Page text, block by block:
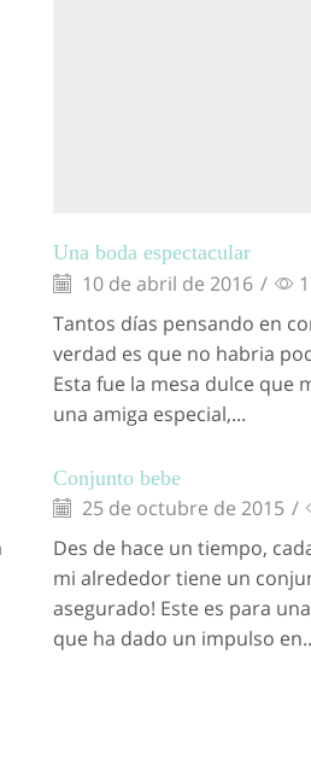
Una boda espectacular
10 de abril de 2016 /
Tantos días pensando en
verdad es que no habria
Esta fue la mesa dulce que
una amiga especial,...
Conjunto bebe
25 de octubre de 2015 /
Des de hace un tiempo,
mi alrededor tiene un
asegurado! Este es para
que ha dado un impulso